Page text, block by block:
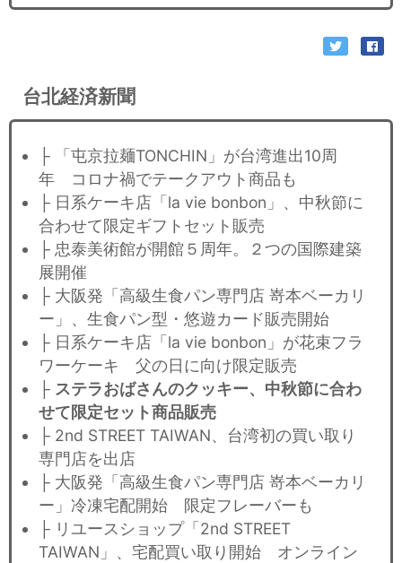
台北経済新聞
├ 「屯京拉麺TONCHIN」が台湾進出10周
年 コロナ禍でテークアウト商品も
├ 日系ケーキ店「la vie bonbon」、中秋節に
合わせて限定ギフトセット販売
├ 忠泰美術館が開館５周年。２つの国際建築
展開催
├ 大阪発「高級生食パン専門店 嵜本ベーカリ
ー」、生食パン型・悠遊カード販売開始
├ 日系ケーキ店「la vie bonbon」が花束フラ
ワーケーキ 父の日に向け限定販売
├ ステラおばさんのクッキー、中秋節に合わ
せて限定セット商品販売
├ 2nd STREET TAIWAN、台湾初の買い取り
専門店を出店
├ 大阪発「高級生食パン専門店 嵜本ベーカリ
ー」冷凍宅配開始 限定フレーバーも
├ リユースショップ「2nd STREET
TAIWAN」、宅配買い取り開始 オンライン